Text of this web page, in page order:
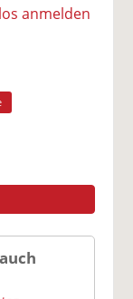
anmelden